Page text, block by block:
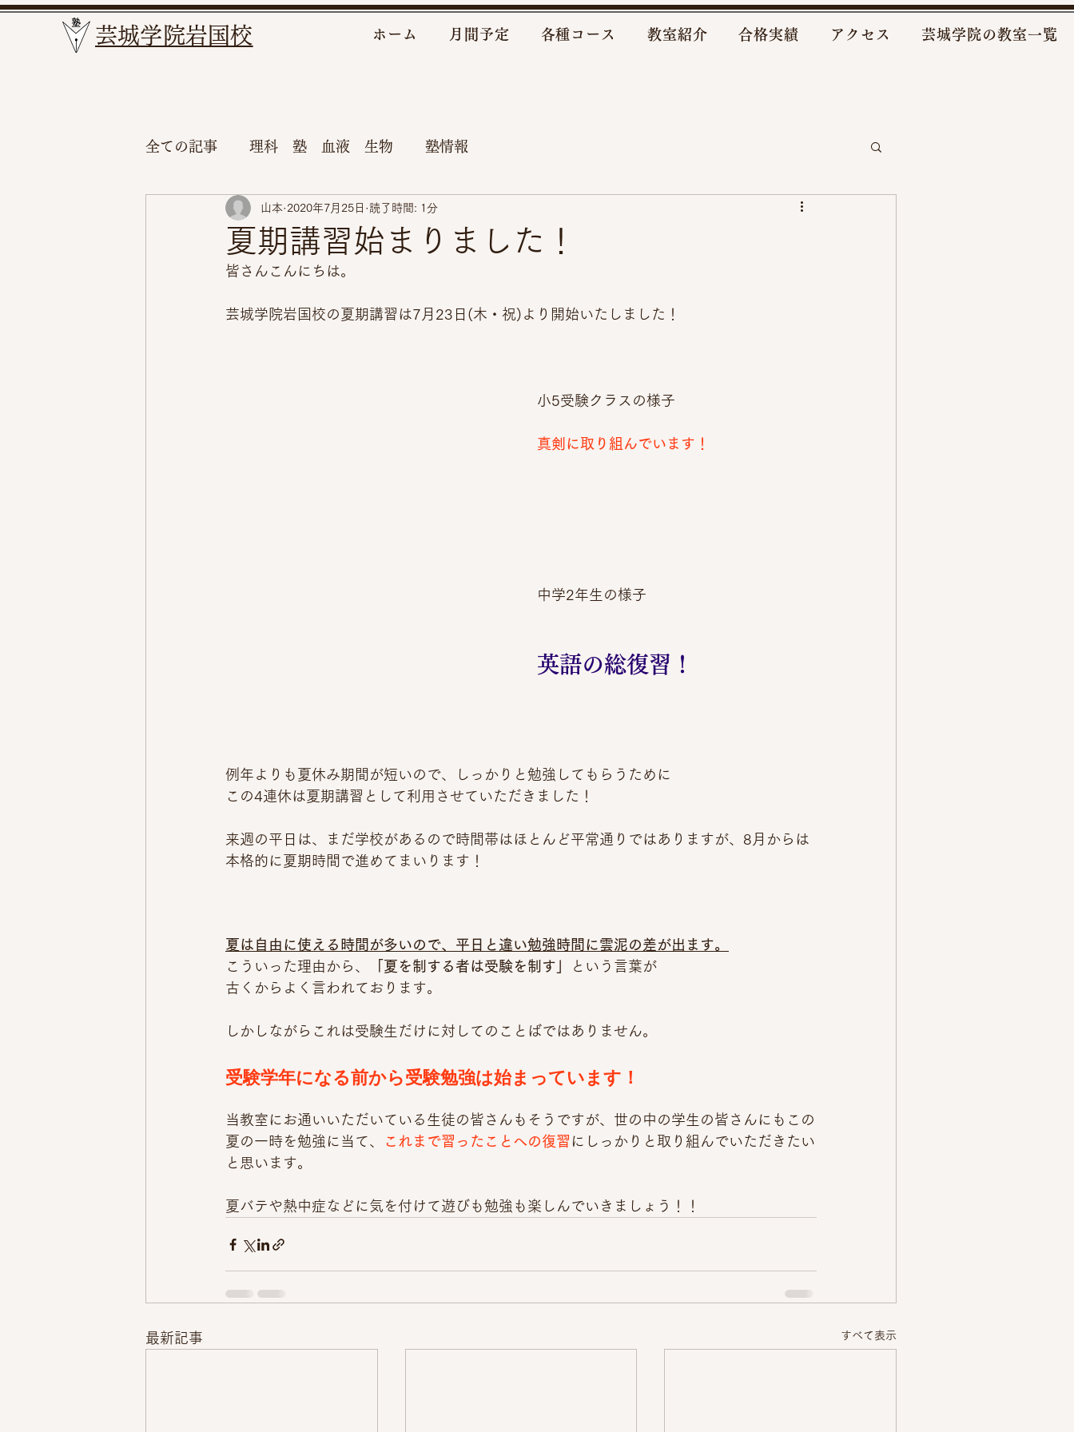
​芸城学院岩国校 ホーム 月間予定 各種コース 教室紹介 合格実績 アクセス 芸城学院の教室一覧
全ての記事 理科 塾 血液 生物 塾情報
夏期講習始まりました！
山本 2020年7月25日 読了時間: 1分
皆さんこんにちは。
芸城学院岩国校の夏期講習は7月23日(木・祝)より開始いたしました！
小5受験クラスの様子
真剣に取り組んでいます！
中学2年生の様子
英語の総復習！
例年よりも夏休み期間が短いので、しっかりと勉強してもらうために
この4連休は夏期講習として利用させていただきました！
来週の平日は、まだ学校があるので時間帯はほとんど平常通りではありますが、8月からは
本格的に夏期時間で進めてまいります！
夏は自由に使える時間が多いので、平日と違い勉強時間に雲泥の差が出ます。
こういった理由から、
「夏を制する者は受験を制す」
という言葉が
古くからよく言われております。
しかしながらこれは受験生だけに対してのことばではありません。
受験学年になる前から受験勉強は始まっています！
当教室にお通いいただいている生徒の皆さんもそうですが、世の中の学生の皆さんにもこの
夏の一時を勉強に当て、
これまで習ったことへの復習 にしっかりと取り組んでいただきたい
と思います。
夏バテや熱中症などに気を付けて遊びも勉強も楽しんでいきましょう！！
最新記事 すべて表示